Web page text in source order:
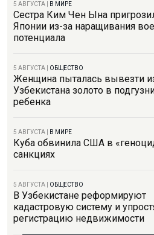
5 АВГУСТА В МИРЕ
Сестра Ким Чен Ына
Японии из-за наращивания
потенциала
5 АВГУСТА ОБЩЕСТВО
Женщина пыталась вывезти
Узбекистана золото в
ребенка
5 АВГУСТА В МИРЕ
Куба обвинила США в
санкциях
5 АВГУСТА ОБЩЕСТВО
В Узбекистане реформируют
кадастровую систему и
регистрацию недвижимости